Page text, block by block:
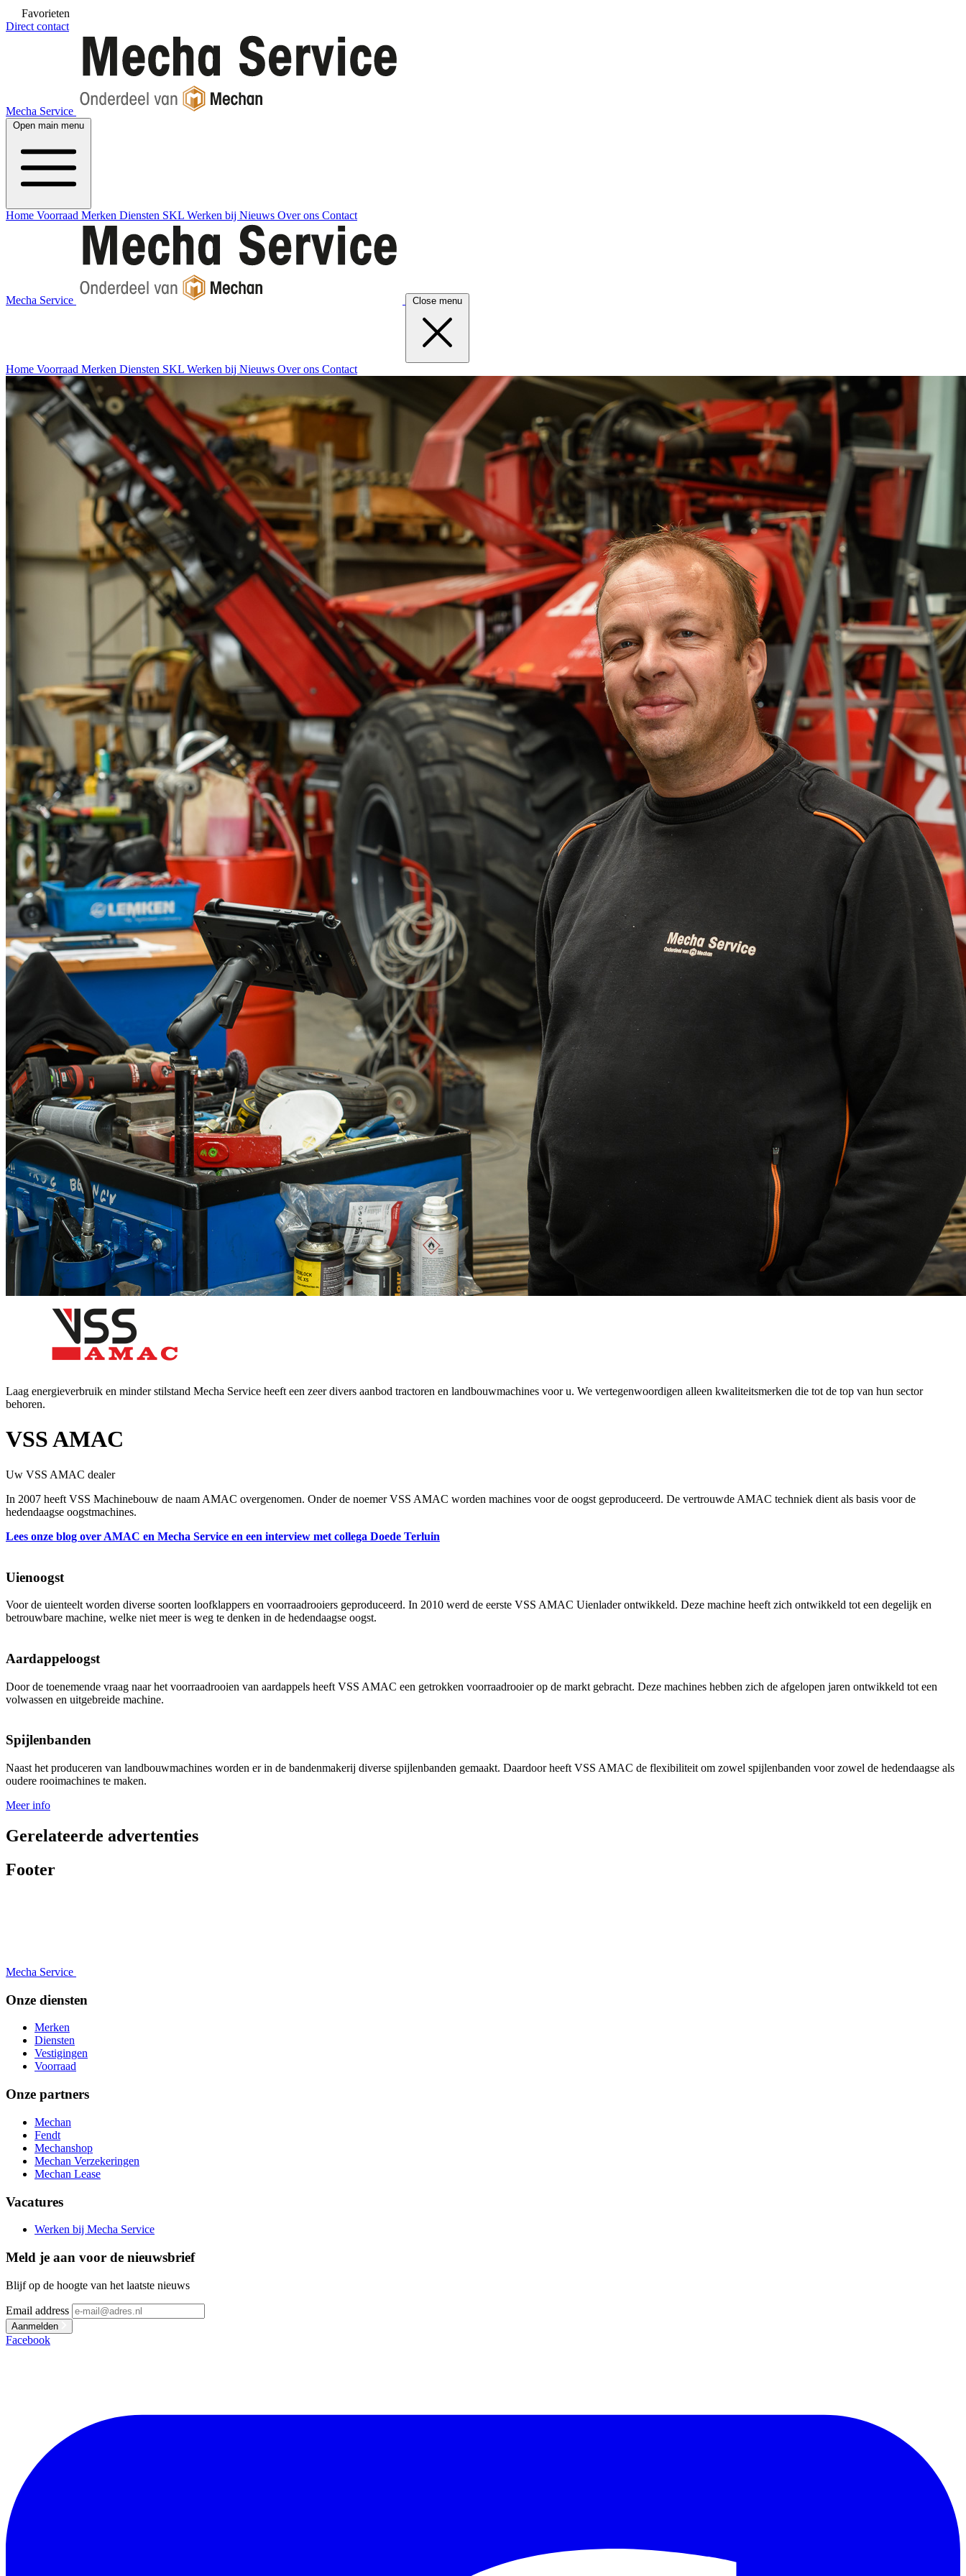
Favorieten
Direct contact
Mecha Service
Open main menu
Home Voorraad Merken Diensten SKL Werken bij Nieuws Over ons Contact
Mecha Service Close menu
Home Voorraad Merken Diensten SKL Werken bij Nieuws Over ons Contact
Laag energieverbruik en minder stilstand Mecha Service heeft een zeer divers aanbod tractoren en landbouwmachines voor u. We vertegenwoordigen alleen kwaliteitsmerken die tot de top van hun sector
behoren.
VSS AMAC
Uw VSS AMAC dealer
In 2007 heeft VSS Machinebouw de naam AMAC overgenomen. Onder de noemer VSS AMAC worden machines voor de oogst geproduceerd. De vertrouwde AMAC techniek dient als basis voor de
hedendaagse oogstmachines.
Lees onze blog over AMAC en Mecha Service en een interview met collega Doede Terluin
Uienoogst
Voor de uienteelt worden diverse soorten loofklappers en voorraadrooiers geproduceerd. In 2010 werd de eerste VSS AMAC Uienlader ontwikkeld. Deze machine heeft zich ontwikkeld tot een degelijk en
betrouwbare machine, welke niet meer is weg te denken in de hedendaagse oogst.
Aardappeloogst
Door de toenemende vraag naar het voorraadrooien van aardappels heeft VSS AMAC een getrokken voorraadrooier op de markt gebracht. Deze machines hebben zich de afgelopen jaren ontwikkeld tot een
volwassen en uitgebreide machine.
Spijlenbanden
Naast het produceren van landbouwmachines worden er in de bandenmakerij diverse spijlenbanden gemaakt. Daardoor heeft VSS AMAC de flexibiliteit om zowel spijlenbanden voor zowel de hedendaagse als
oudere rooimachines te maken.
Meer info
Gerelateerde advertenties
Footer
Mecha Service
Onze diensten
Merken
Diensten
Vestigingen
Voorraad
Onze partners
Mechan
Fendt
Mechanshop
Mechan Verzekeringen
Mechan Lease
Vacatures
Werken bij Mecha Service
Meld je aan voor de nieuwsbrief
Blijf op de hoogte van het laatste nieuws
Email address
Aanmelden
Facebook